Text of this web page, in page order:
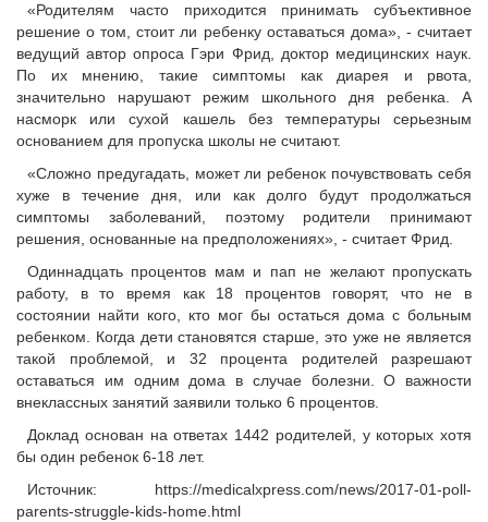
«Родителям часто приходится принимать субъективное
решение о том, стоит ли ребенку оставаться дома», - считает
ведущий автор опроса Гэри Фрид, доктор медицинских наук.
По их мнению, такие симптомы как диарея и рвота,
значительно нарушают режим школьного дня ребенка. А
насморк или сухой кашель без температуры серьезным
основанием для пропуска школы не считают.
«Сложно предугадать, может ли ребенок почувствовать себя
хуже в течение дня, или как долго будут продолжаться
симптомы заболеваний, поэтому родители принимают
решения, основанные на предположениях», - считает Фрид.
Одиннадцать процентов мам и пап не желают пропускать
работу, в то время как 18 процентов говорят, что не в
состоянии найти кого, кто мог бы остаться дома с больным
ребенком. Когда дети становятся старше, это уже не является
такой проблемой, и 32 процента родителей разрешают
оставаться им одним дома в случае болезни. О важности
внеклассных занятий заявили только 6 процентов.
Доклад основан на ответах 1442 родителей, у которых хотя
бы один ребенок 6-18 лет.
Источник: https://medicalxpress.com/news/2017-01-poll-
parents-struggle-kids-home.html